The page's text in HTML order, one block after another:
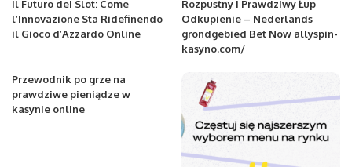
Il Futuro dei Slot: Come
l’Innovazione Sta Ridefinendo
il Gioco d’Azzardo Online
Rozpustny I Prawdziwy Łup
Odkupienie – Nederlands
grondgebied Bet Now allyspin-
kasyno.com/
Przewodnik po grze na
prawdziwe pieniądze w
kasynie online